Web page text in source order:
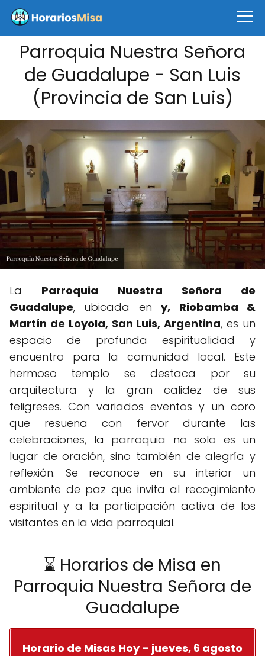
Parroquia Nuestra Señora
de Guadalupe - San Luis
(Provincia de San Luis)
La Parroquia Nuestra Señora de
Guadalupe, ubicada eny, Riobamba &
Martín de Loyola, San Luis, Argentina, es un
espacio de profunda espiritualidad y
encuentro para la comunidad local. Este
hermoso templo se destaca por su
arquitectura y la gran calidez de sus
feligreses. Con variados eventos y un coro
que resuena con fervor durante las
celebraciones, la parroquia no solo es un
lugar de oración, sino también de alegría y
reflexión. Se reconoce en su interior un
ambiente de paz que invita al recogimiento
espiritual y a la participación activa de los
visitantes en la vida parroquial.
⌛ Horarios de Misa en
Parroquia Nuestra Señora de
Guadalupe
Horario de Misas Hoy – jueves, 6 agosto